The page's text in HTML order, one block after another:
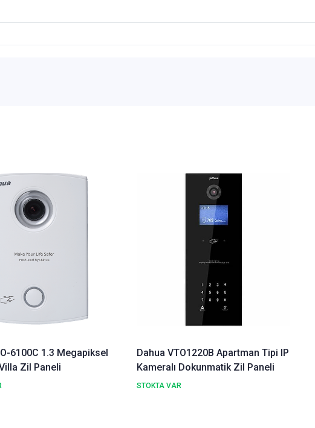
6100C 1.3 Megapiksel
Zil Paneli
Dahua VTO1220B Apartman Tipi IP
Kameralı Dokunmatik Zil Paneli
STOKTA VAR